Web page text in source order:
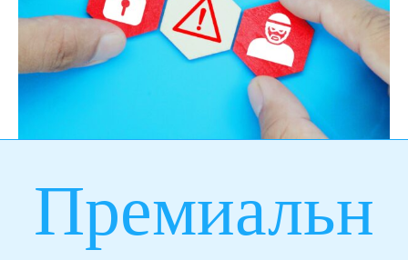
Премиальн